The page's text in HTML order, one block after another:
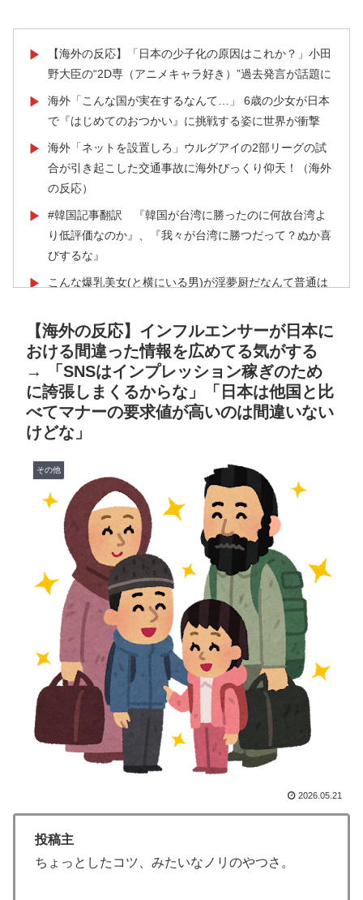
▶
【海外の反応】「日本の少子化の原因はこれか？」小田
野大臣の“2D専（アニメキャラ好き）”過去発言が話題に
▶
海外「こんな国が実在するなんて…」 6歳の少女が日本
で『はじめてのおつかい』に挑戦する姿に世界が衝撃
▶
海外「ネットを設置しろ」ウルグアイの2部リーグの試
合が引き起こした交通事故に海外びっくり仰天！（海外
の反応）
▶
#韓国記事翻訳 『韓国が台湾に勝ったのに何故台湾よ
り低評価なのか』、『我々が台湾に勝つだって？ぬか喜
びするな』
▶
こんな爆乳美女(と横にいる男)が淫夢厨だなんて普通は
▶
海外「日本人は何に使ってるんだ？」 世界的ブームの
日本の食品、買ってみたものの使い道が分からない外国
人が続出
▶ 韓国人「韓国人が日本へ行くたびに思うことがこち
ら…」→「同意する」「めちゃくちゃ分かる…（ﾌﾞﾙﾌﾞ
ﾙ」＝韓国の反応
▶ 海外「日本人はなんて気高いんだ！」 英高級紙も驚愕
した極限の中の日本人の姿に世界が衝撃
韓国人「我が国に価値のある歴史遺産や伝統が残ってな
い本当の理由がこちら・・・」
私が作った餃子ラーメンを見てくれ←「見事だ」（海外
の反応）
外国人「プレミアで見たい」日本代表森保一監督、退任
後は海外クラブの監督挑戦か!?「視野には入れていま
す」制度上は欧州での監督就任が可能【海外の反応】
韓国人「真似せずにはいられない日本の展示会の内容が
こちら…」→「日本はこういうのが本当に上手い…（ﾌﾞ
ﾙﾌﾞﾙ」＝韓国の反応
▶ 海外「日本人はなんて気高いんだ！」 英高級紙も驚愕
した極限の中の日本人の姿に世界が衝撃
▶ 【海外の反応】K-POPファンの批判を浴びた日本人イン
フルエンサーが自殺したらしい → 「こいつらマジで過
【海外の反応】インフルエンサーが日本に
おける間違った情報を広めてる気がする
→ 「SNSはインプレッション稼ぎのため
に誇張しまくるからな」「日本は他国と比
べてマナーの要求値が高いのは間違いない
けどな」
その他
2026.05.21
投稿主
ちょっとしたコツ、みたいなノリのやつさ。